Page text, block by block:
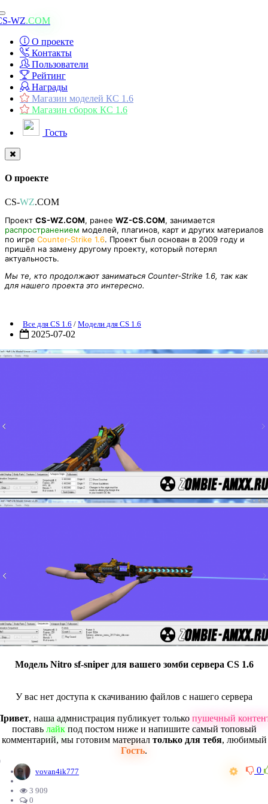
Toggle
navigation
WZ.COM
О проекте
Контакты
Пользователи
Рейтинг
Награды
Магазин моделей КС 1.6
Магазин сборок КС 1.6
Гость
О проекте
CS-WZ.COM
Проект CS-WZ.COM, ранее WZ-CS.COM, занимается
распространением моделей, плагинов, карт и других материалов
по игре Counter-Strike 1.6. Проект был основан в 2009 году и
пришёл на замену другому проекту, который потерял
актуальность.
Мы те, кто продолжают заниматься Counter-Strike 1.6, так как
для нашего проекта это интересно.
Все для CS 1.6 / Модели для CS 1.6
2025-07-02
Модель Nitro sf-sniper для вашего зомби сервера CS 1.6
У вас нет доступа к скачиванию файлов с нашего сервера
, наша адмнистрация публикует только пушечный
поставь лайкпод постом ниже и напишите самый топовый
комментарий, мы готовим материал только для тебя, любимый
Гость.
0
vovan4ik777
3 909
0